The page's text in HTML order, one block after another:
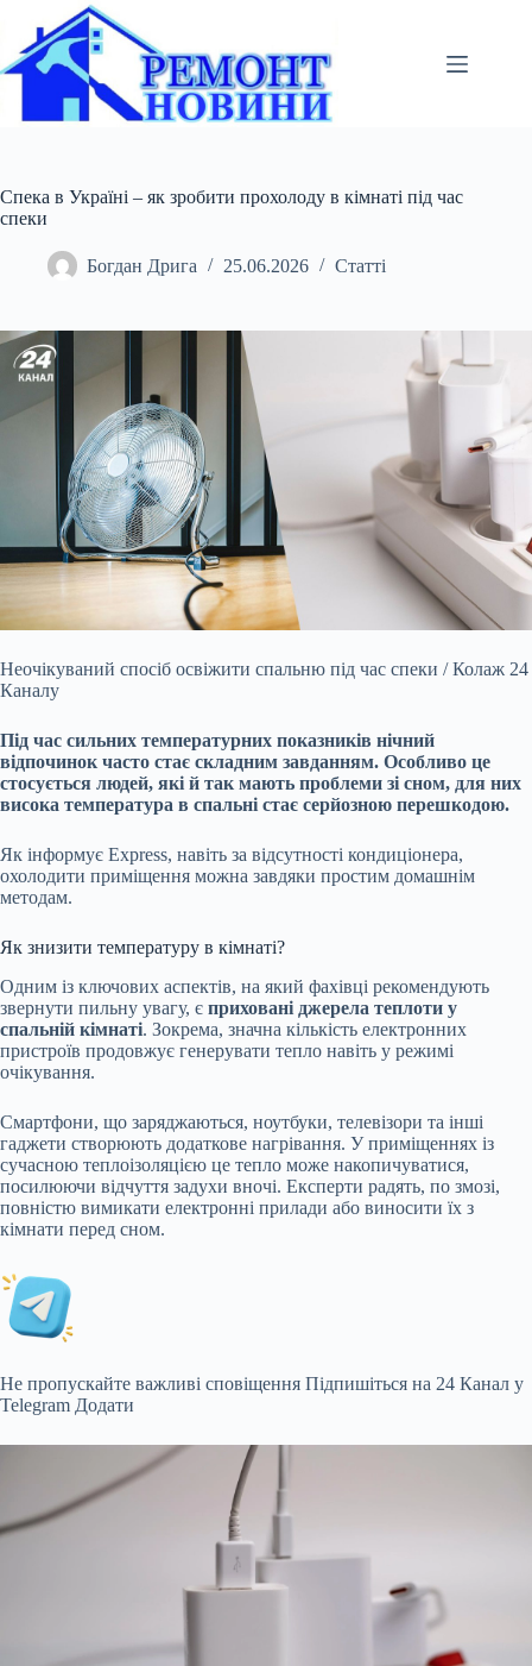
вмісту
Спека в Україні – як зробити прохолоду в кімнаті під час
спеки
Богдан Дрига 25.06.2026 Статті
Неочікуваний спосіб освіжити спальню під час спеки / Колаж 24
Каналу
Під час сильних температурних показників нічний
відпочинок часто стає складним завданням. Особливо це
стосується людей, які й так мають проблеми зі сном, для них
висока температура в спальні стає серйозною перешкодою.
Як інформує Express, навіть за відсутності кондиціонера,
охолодити приміщення можна завдяки простим домашнім
методам.
Як знизити температуру в кімнаті?
Одним із ключових аспектів, на який фахівці рекомендують
звернути пильну увагу, є приховані джерела теплоти у
спальній кімнаті. Зокрема, значна кількість електронних
пристроїв продовжує генерувати тепло навіть у режимі
очікування.
Смартфони, що заряджаються, ноутбуки, телевізори та інші
гаджети створюють додаткове нагрівання. У приміщеннях із
сучасною теплоізоляцією це тепло може накопичуватися,
посилюючи відчуття задухи вночі. Експерти радять, по змозі,
повністю вимикати електронні прилади або виносити їх з
кімнати перед сном.
Не пропускайте важливі сповіщення Підпишіться на 24 Канал у
Telegram Додати